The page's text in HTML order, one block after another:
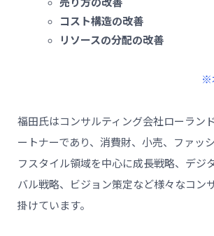
売り方の改善
コスト構造の改善
リソースの分配の改善
※
福田氏はコンサルティング会社ローラン
ートナーであり、消費財、小売、ファッ
フスタイル領域を中心に成長戦略、デジ
バル戦略、ビジョン策定など様々なコン
掛けています。